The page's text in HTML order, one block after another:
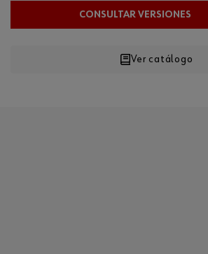
CONSULTAR VERSIONES
Ver catálogo